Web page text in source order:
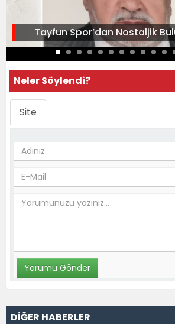
Tayfun Spor’dan Nostaljik
Neler Söylendi?
Site
DİĞER HABERLER